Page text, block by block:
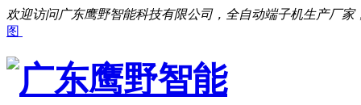
欢迎访问广东鹰野智能科技有限公司，全自动端子机生产厂家
图